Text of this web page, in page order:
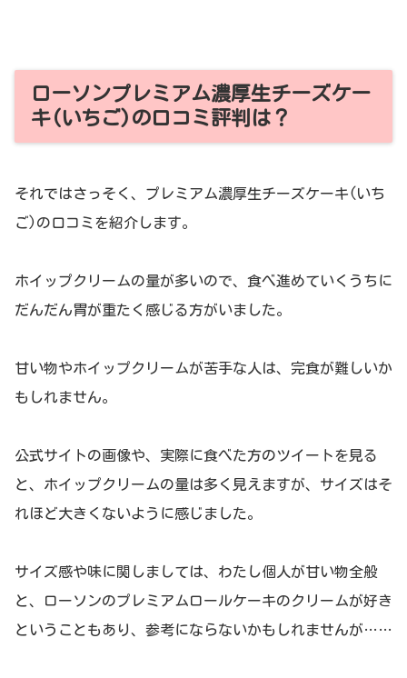
ローソンプレミアム濃厚生チーズケー
キ(いちご)の口コミ評判は？
それではさっそく、プレミアム濃厚生チーズケーキ(いち
ご)の口コミを紹介します。
ホイップクリームの量が多いので、食べ進めていくうちに
だんだん胃が重たく感じる方がいました。
甘い物やホイップクリームが苦手な人は、完食が難しいか
もしれません。
公式サイトの画像や、実際に食べた方のツイートを見る
と、ホイップクリームの量は多く見えますが、サイズはそ
れほど大きくないように感じました。
サイズ感や味に関しましては、わたし個人が甘い物全般
と、ローソンのプレミアムロールケーキのクリームが好き
ということもあり、参考にならないかもしれませんが……